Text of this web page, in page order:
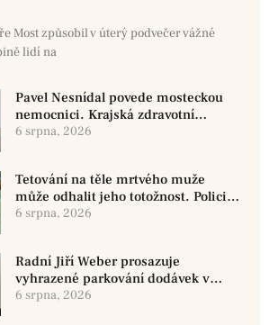
Most způsobil v úterý podvečer vážné
lidí na
Pavel Nesnídal povede mosteckou
nemocnici. Krajská zdravotní
oznámila změnu ve vedení
6 srpna, 2026
Tetování na těle mrtvého muže
může odhalit jeho totožnost. Policie
žádá o pomoc
6 srpna, 2026
Radní Jiří Weber prosazuje
vyhrazené parkování dodávek v
Chomutově
6 srpna, 2026